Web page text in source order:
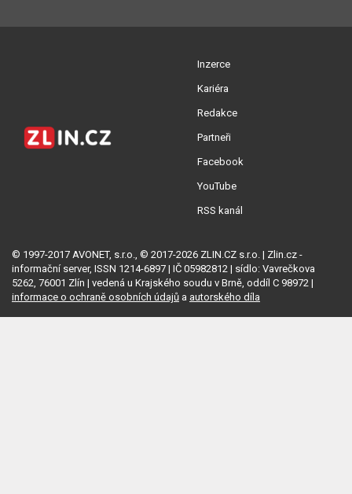
Inzerce
Kariéra
Redakce
Partneři
Facebook
YouTube
RSS kanál
© 1997-2017 AVONET, s.r.o., © 2017-2026 ZLIN.CZ s.r.o. | Zlin.cz -
informační server, ISSN 1214-6897 | IČ 05982812 | sídlo: Vavrečkova
5262, 76001 Zlín | vedená u Krajského soudu v Brně, oddíl C 98972 |
informace o ochraně osobních údajů a autorského díla